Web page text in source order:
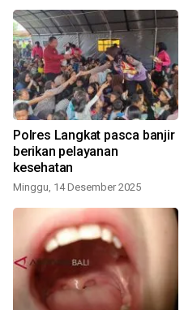
Polres Langkat pasca banjir
berikan pelayanan
kesehatan
Minggu, 14 Desember 2025